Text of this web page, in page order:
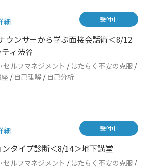
細
ウンサーから学ぶ面接会話術＜8/12
ィ渋谷
セルフマネジメント / はたらく不安の克服 /
/ 自己理解 / 自己分析
受付中
細
タイプ診断＜8/14＞地下講堂
セルフマネジメント / はたらく不安の克服 /
受付中